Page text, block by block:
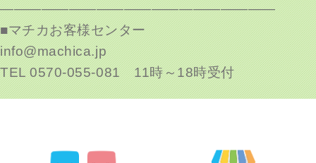
————————————————————
■マチカお客様センター
info@machica.jp
TEL 0570-055-081 11時～18時受付